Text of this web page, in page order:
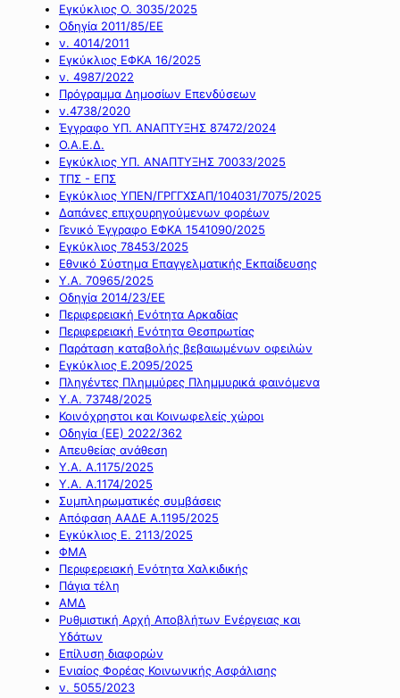
Εγκύκλιος Ο. 3035/2025
Οδηγία 2011/85/ΕΕ
ν. 4014/2011
Εγκύκλιος ΕΦΚΑ 16/2025
ν. 4987/2022
Πρόγραμμα Δημοσίων Επενδύσεων
ν.4738/2020
Έγγραφο ΥΠ. ΑΝΑΠΤΥΞΗΣ 87472/2024
Ο.Α.Ε.Δ.
Εγκύκλιος ΥΠ. ΑΝΑΠΤΥΞΗΣ 70033/2025
ΤΠΣ - ΕΠΣ
Εγκύκλιος ΥΠΕΝ/ΓΡΓΓΧΣΑΠ/104031/7075/2025
Δαπάνες επιχουρηγούμενων φορέων
Γενικό Έγγραφο ΕΦΚΑ 1541090/2025
Εγκύκλιος 78453/2025
Εθνικό Σύστημα Επαγγελματικής Εκπαίδευσης
Υ.Α. 70965/2025
Οδηγία 2014/23/ΕΕ
Περιφερειακή Ενότητα Αρκαδίας
Περιφερειακή Ενότητα Θεσπρωτίας
Παράταση καταβολής βεβαιωμένων οφειλών
Εγκύκλιος Ε.2095/2025
Πληγέντες Πλημμύρες Πλημμυρικά φαινόμενα
Υ.Α. 73748/2025
Κοινόχρηστοι και Κοινωφελείς χώροι
Οδηγία (ΕΕ) 2022/362
Απευθείας ανάθεση
Υ.Α. Α.1175/2025
Υ.Α. Α.1174/2025
Συμπληρωματικές συμβάσεις
Απόφαση ΑΑΔΕ Α.1195/2025
Εγκύκλιος Ε. 2113/2025
ΦΜΑ
Περιφερειακή Ενότητα Χαλκιδικής
Πάγια τέλη
ΑΜΔ
Ρυθμιστική Αρχή Αποβλήτων Ενέργειας και
Υδάτων
Επίλυση διαφορών
Ενιαίος Φορέας Κοινωνικής Ασφάλισης
ν. 5055/2023